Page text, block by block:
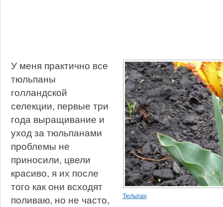
Тюльпан
У меня практично все
тюльпаны
голландской
селекции, первые три
года выращивание и
уход за тюльпанами
проблемы не
приносили, цвели
красиво, я их после
того как они всходят
поливаю, но не часто,